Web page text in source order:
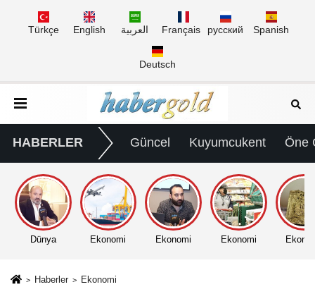
Türkçe English العربية Français русский Spanish
Deutsch
HABERLER Güncel Kuyumcukent Öne
Dünya Ekonomi Ekonomi Ekonomi
Haberler Ekonomi